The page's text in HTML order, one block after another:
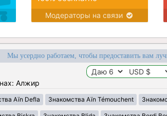
Модераторы на связи
Мы усердно работаем, чтобы предоставить вам
Алжир
Aïn Defla Знакомства Aïn Témouchent